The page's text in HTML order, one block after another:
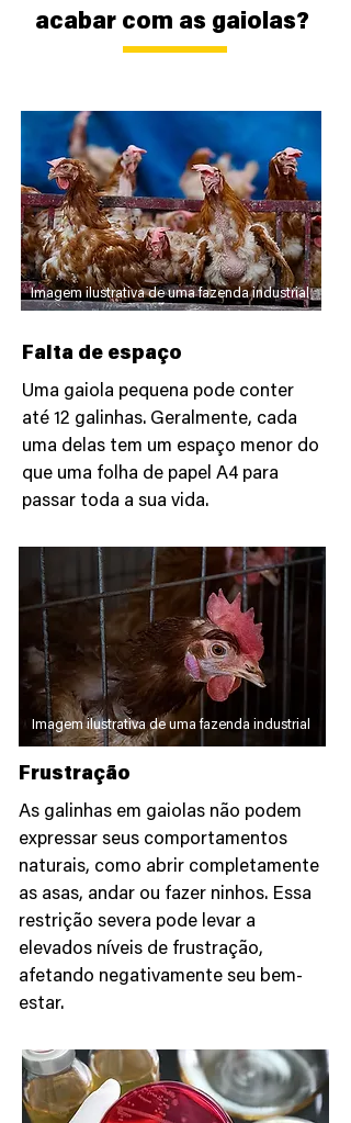
acabar com as gaiolas?
Imagem ilustrativa de uma fazenda industrial
Falta de espaço
Uma gaiola pequena pode conter
até 12 galinhas. Geralmente, cada
uma delas tem um espaço menor do
que uma folha de papel A4 para
passar toda a sua vida.
Imagem ilustrativa de uma fazenda industrial
Frustração
As galinhas em gaiolas não podem
expressar seus comportamentos
naturais, como abrir completamente
as asas, andar ou fazer ninhos. Essa
restrição severa pode levar a
elevados níveis de frustração,
afetando negativamente seu bem-
estar.